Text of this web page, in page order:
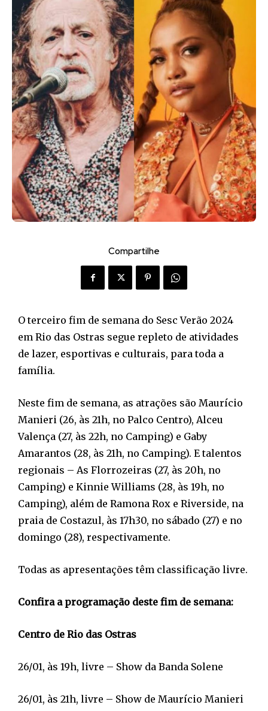
Compartilhe
O terceiro fim de semana do Sesc Verão 2024
em Rio das Ostras segue repleto de atividades
de lazer, esportivas e culturais, para toda a
família.
Neste fim de semana, as atrações são Maurício
Manieri (26, às 21h, no Palco Centro), Alceu
Valença (27, às 22h, no Camping) e Gaby
Amarantos (28, às 21h, no Camping). E talentos
regionais – As Florrozeiras (27, às 20h, no
Camping) e Kinnie Williams (28, às 19h, no
Camping), além de Ramona Rox e Riverside, na
praia de Costazul, às 17h30, no sábado (27) e no
domingo (28), respectivamente.
Todas as apresentações têm classificação livre.
Confira a programação deste fim de semana:
Centro de Rio das Ostras
26/01, às 19h, livre – Show da Banda Solene
26/01, às 21h, livre – Show de Maurício Manieri